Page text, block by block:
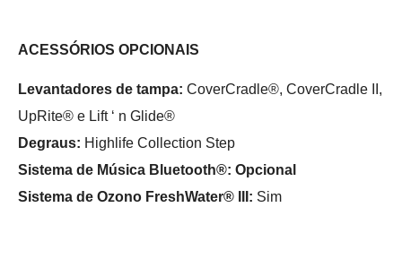
ACESSÓRIOS OPCIONAIS
Levantadores de tampa: CoverCradle®, CoverCradle II,
UpRite® e Lift ‘ n Glide®
Degraus: Highlife Collection Step
Sistema de Música Bluetooth®: Opcional
Sistema de Ozono FreshWater® III: Sim